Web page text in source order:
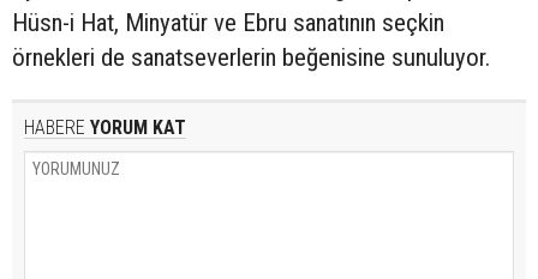
Hüsn-i Hat, Minyatür ve Ebru sanatının seçkin
örnekleri de sanatseverlerin beğenisine sunuluyor.
HABERE YORUM KAT